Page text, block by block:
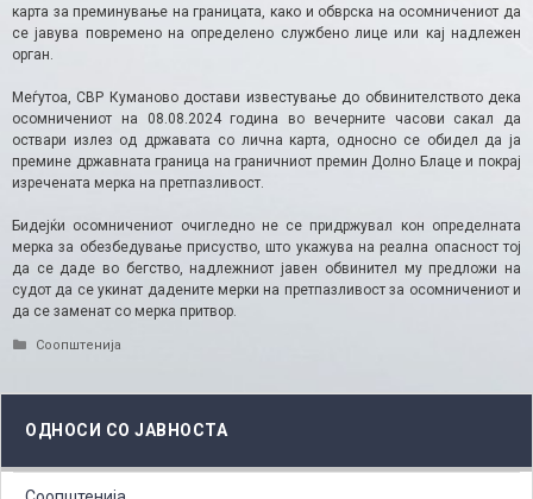
карта за преминување на границата, како и обврска на осомничениот да
се јавува повремено на определено службено лице или кај надлежен
орган.
Меѓутоа, СВР Куманово достави известување до обвинителството дека
осомничениот на 08.08.2024 година во вечерните часови сакал да
оствари излез од државата со лична карта, односно се обидел да ја
премине државната граница на граничниот премин Долно Блаце и покрај
изречената мерка на претпазливост.
Бидејќи осомничениот очигледно не се придржувал кон определната
мерка за обезбедување присуство, што укажува на реална опасност тој
да се даде во бегство, надлежниот јавен обвинител му предложи на
судот да се укинат дадените мерки на претпазливост за осомничениот и
да се заменат со мерка притвор.
Categories
Соопштенија
ОДНОСИ СО ЈАВНОСТА